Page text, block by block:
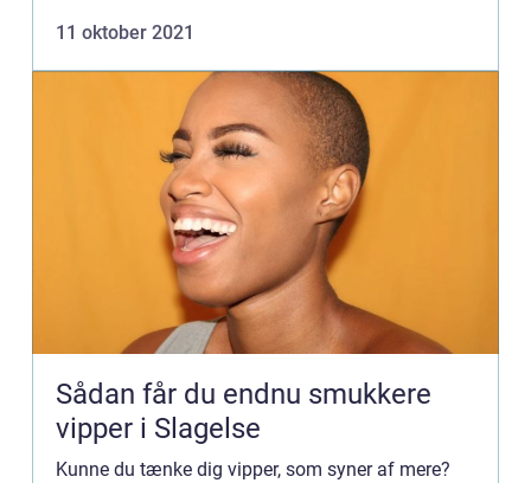
11 oktober 2021
Sådan får du endnu smukkere
vipper i Slagelse
Kunne du tænke dig vipper, som syner af mere?